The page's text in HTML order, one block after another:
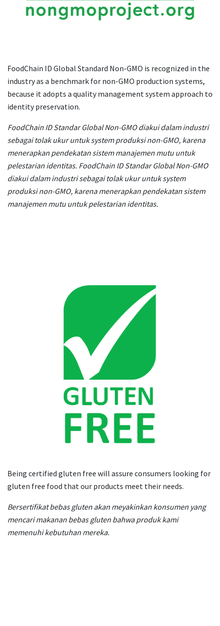
FoodChain ID Global Standard Non-GMO is recognized in the
industry as a benchmark for non-GMO production systems,
because it adopts a quality management system approach to
identity preservation.
FoodChain ID Standar Global Non-GMO diakui dalam industri
sebagai tolak ukur untuk system produksi non-GMO, karena
menerapkan pendekatan sistem manajemen mutu untuk
pelestarian identitas. FoodChain ID Standar Global Non-GMO
diakui dalam industri sebagai tolak ukur untuk system
produksi non-GMO, karena menerapkan pendekatan sistem
manajemen mutu untuk pelestarian identitas.
Being certified gluten free will assure consumers looking for
gluten free food that our products meet their needs.
Bersertifikat bebas gluten akan meyakinkan konsumen yang
mencari makanan bebas gluten bahwa produk kami
memenuhi kebutuhan mereka.